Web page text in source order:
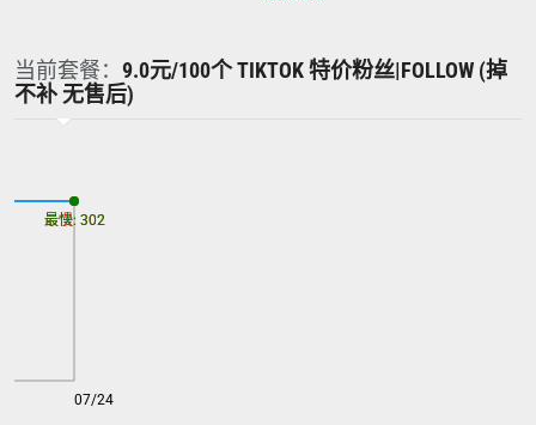
当前套餐： 9.0元/100个 TIKTOK 特价粉丝|FOLLOW (掉
不补 无售后)
07/24
最慢: 302
最快: 302